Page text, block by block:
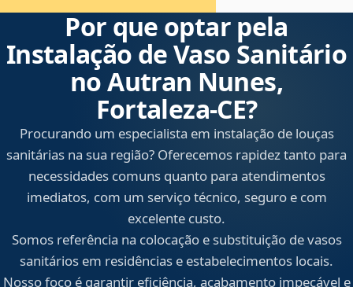
Por que optar pela
Instalação de Vaso Sanitário
no Autran Nunes,
Fortaleza‑CE?
Procurando um especialista em instalação de louças
sanitárias na sua região? Oferecemos rapidez tanto para
necessidades comuns quanto para atendimentos
imediatos, com um serviço técnico, seguro e com
excelente custo.
Somos referência na colocação e substituição de vasos
sanitários em residências e estabelecimentos locais.
Nosso foco é garantir eficiência, acabamento impecável e